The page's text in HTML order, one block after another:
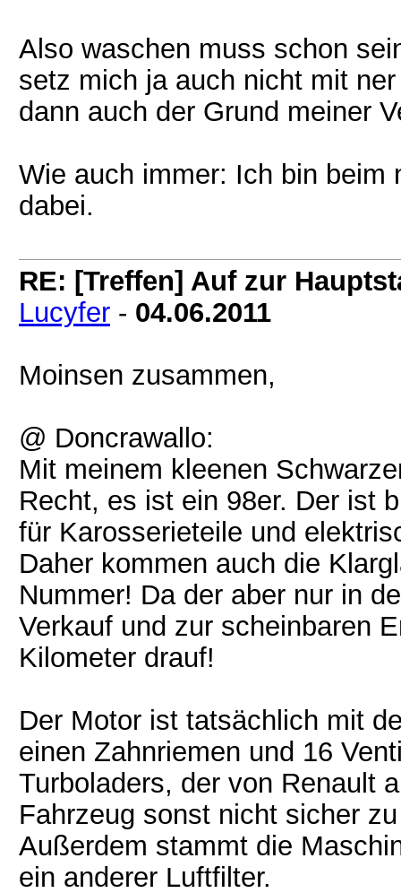
Also waschen muss schon
setz mich ja auch nicht mit
dann auch der Grund meiner
Wie auch immer: Ich bin beim
dabei.
RE: [Treffen] Auf zur
Lucyfer - 04.06.2011
Moinsen zusammen,
@ Doncrawallo:
Mit meinem kleenen
Recht, es ist ein 98er. Der ist
für Karosserieteile und
Daher kommen auch die
Nummer! Da der aber nur in
Verkauf und zur scheinbaren
Kilometer drauf!
Der Motor ist tatsächlich mit
einen Zahnriemen und 16
Turboladers, der von Renault
Fahrzeug sonst nicht sicher
Außerdem stammt die
ein anderer Luftfilter.